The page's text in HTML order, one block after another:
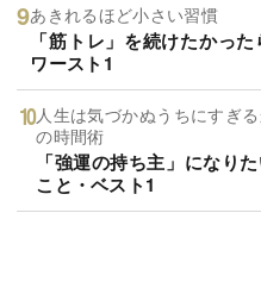
あきれるほど小さい習慣
「筋トレ」を続けたかっ
ワースト1
人生は気づかぬうちにすぎ
の時間術
「強運の持ち主」になり
こと・ベスト1